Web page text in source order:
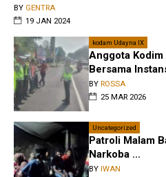
BY GENTRA
19 JAN 2024
kodam Udayna IX
Anggota
Bersama
BY ROSSA
25 MAR 2026
Uncategorized
Patroli Malam
Narkoba ...
BY IWAN